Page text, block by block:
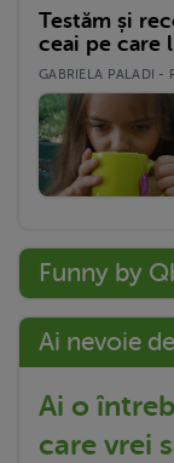
Testăm și
ceai pe care
GABRIELA PALADI -
Funny by
Ai nevoie
Ai o
care vrei